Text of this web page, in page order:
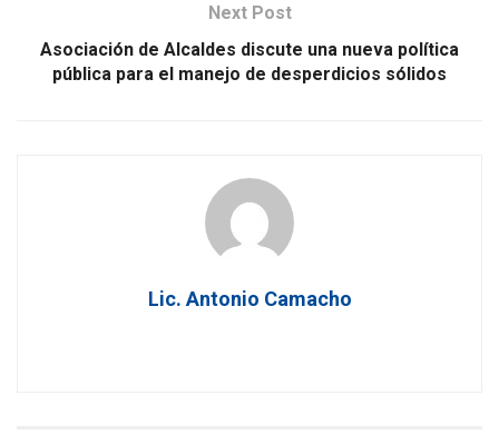
Next Post
Asociación de Alcaldes discute una nueva política
pública para el manejo de desperdicios sólidos
Lic. Antonio Camacho